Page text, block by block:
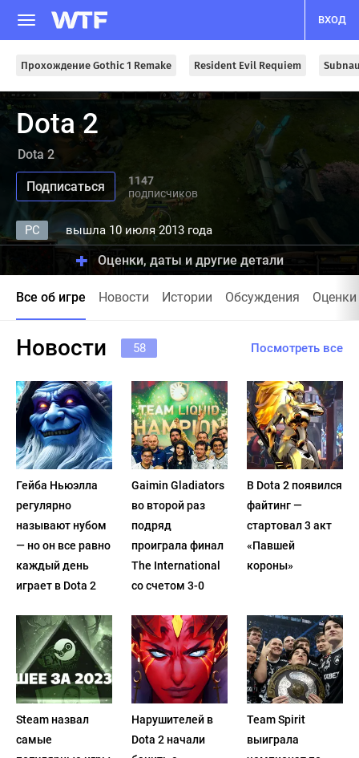
ВХОД
Прохождение Gothic 1 Remake Resident Evil Requiem
Dota 2
Dota 2
1147
подписчиков
PC вышла 10 июля 2013 года
Оценки, даты и другие детали
Все об игре Новости Истории Обсуждения Оценки
Новости 58 Посмотреть все
Гейба Ньюэлла
регулярно
называют нубом
— но он все равно
каждый день
играет в Dota 2
Gaimin Gladiators
во второй раз
подряд
проиграла финал
The International
со счетом 3-0
В Dota 2 появился
файтинг —
стартовал 3 акт
«Павшей
короны»
Steam назвал
самые
Нарушителей в
Dota 2 начали
Team Spirit
выиграла